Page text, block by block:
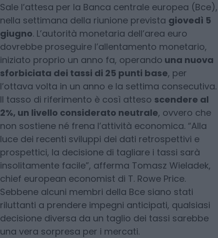
Sale l’attesa per la Banca centrale europea (Bce),
nella settimana della riunione prevista giovedì 5
giugno. L’autorità monetaria dell’area euro
dovrebbe proseguire l’allentamento monetario,
iniziato proprio un anno fa, operando una nuova
sforbiciata dei tassi di 25 punti base, per
l’ottava volta in un anno e la settima consecutiva.
Il tasso di riferimento è così atteso scendere al
2%, un livello considerato neutrale, ovvero che
non sostiene né frena l’attività economica. “Alla
luce dei recenti sviluppi dei dati retrospettivi e
prospettici, la decisione di tagliare i tassi sarà
insolitamente facile”, afferma Tomasz Wieladek,
chief european economist di T. Rowe Price.
Sebbene alcuni membri della Bce siano stati
riluttanti a prendere impegni anticipati, qualsiasi
decisione diversa da un taglio dei tassi sarebbe
una vera sorpresa per i mercati.